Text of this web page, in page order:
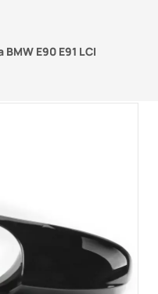
E90 E91 LCI